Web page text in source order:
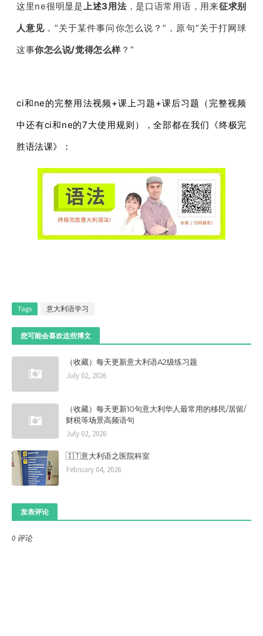
这里ne很明显是上述3用法，是口语常用语，用来征求别
人意见 ，“关于某件事问你怎么说？“，原句“关于打网球
这事你怎么说/觉得怎么样 ？ ”
ci和ne的完整用法视频+课上习题+课后习题 （完整视频
中还有ci和ne的7大使用规则）
，全部都在我们《终极完
胜语法课》：
Tags 意大利语学习
您可能会喜欢这些博文
（收藏）每天更新意大利语A2级练习题
July 02, 2026
（收藏）每天更新10句意大利华人最常用的移民/居留/
财税等场景高频语句
July 02, 2026
🇮🇹意大利语之医院科室
February 04, 2026
发表评论
0 评论